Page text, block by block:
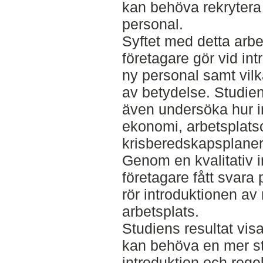
kan behöva
personal.
Syftet med detta
företagare gör vid
ny personal samt
av betydelse.
även undersöka hur
ekonomi,
Genom en kvalitativ
företagare fått svara
rör introduktionen
arbetsplats.
Studiens resultat
kan behöva en mer